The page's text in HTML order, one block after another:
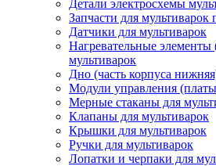
Детали электросхемы
Запчасти для мультиварок
Датчики для мультиварок
Нагревательные
мультиварок
Дно (часть корпуса
Модули управления
Мерные стаканы для
Клапаны для мультиварок
Крышки для мультиварок
Ручки для мультиварок
Лопатки и черпаки для